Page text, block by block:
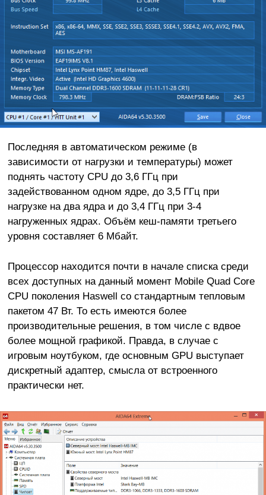
Последняя в автоматическом режиме (в
зависимости от нагрузки и температуры) может
поднять частоту CPU до 3,6 ГГц при
задействованном одном ядре, до 3,5 ГГц при
нагрузке на два ядра и до 3,4 ГГц при 3-4
нагруженных ядрах. Объём кеш-памяти третьего
уровня составляет 6 Мбайт.
Процессор находится почти в начале списка среди
всех доступных на данный момент Mobile Quad Core
CPU поколения Haswell cо стандартным тепловым
пакетом 47 Вт. То есть имеются более
производительные решения, в том числе с вдвое
более мощной графикой. Правда, в случае с
игровым ноутбуком, где основным GPU выступает
дискретный адаптер, смысла от встроенного
практически нет.